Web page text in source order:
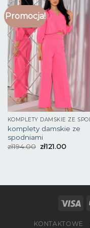
Promocja!
komplety damskie ze
spodniami
zł194.00 zł121.00
KONTAKTOWE